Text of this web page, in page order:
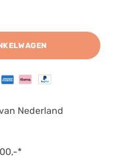
Nederland
*